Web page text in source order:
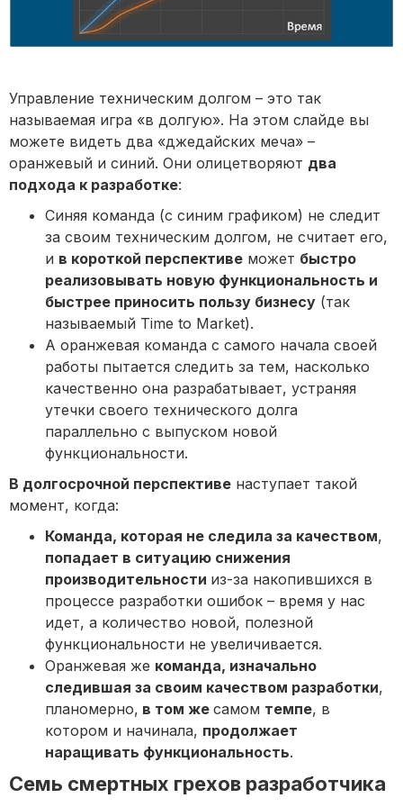
Управление техническим долгом – это так
называемая игра «в долгую». На этом слайде вы
можете видеть два «джедайских меча» –
оранжевый и синий. Они олицетворяют два
подхода к разработке:
Синяя команда (с синим графиком) не следит
за своим техническим долгом, не считает его,
и в короткой перспективе может быстро
реализовывать новую функциональность и
быстрее приносить пользу бизнесу (так
называемый Time to Market).
А оранжевая команда с самого начала своей
работы пытается следить за тем, насколько
качественно она разрабатывает, устраняя
утечки своего технического долга
параллельно с выпуском новой
функциональности.
В долгосрочной перспективе наступает такой
момент, когда:
Команда, которая не следила за качеством,
попадает в ситуацию снижения
производительности из-за накопившихся в
процессе разработки ошибок – время у нас
идет, а количество новой, полезной
функциональности не увеличивается.
Оранжевая же команда, изначально
следившая за своим качеством разработки,
планомерно, в том же самом темпе, в
котором и начинала, продолжает
наращивать функциональность.
Семь смертных грехов разработчика